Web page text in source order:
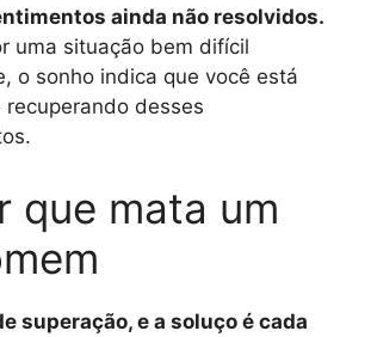
ainda não resolvidos.
uma situação bem difícil
o sonho indica que você está
recuperando desses
que mata um
superação, e a soluço é cada